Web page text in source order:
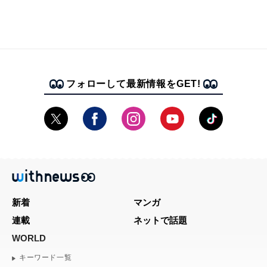
フォローして最新情報をGET!
新着
マンガ
連載
ネットで話題
WORLD
キーワード一覧